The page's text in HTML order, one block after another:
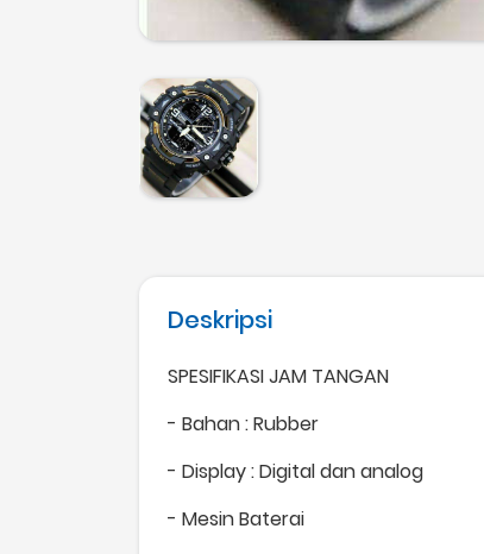
Deskripsi
SPESIFIKASI JAM TANGAN
- Bahan : Rubber
- Display : Digital dan analog
- Mesin Baterai